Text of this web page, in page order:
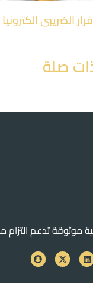
الضريبى
صلة
موثوقة تدعم التزام